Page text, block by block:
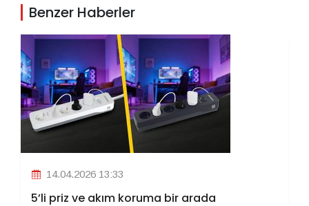
Benzer Haberler
14.04.2026 13:33
5’li priz ve akım koruma bir arada